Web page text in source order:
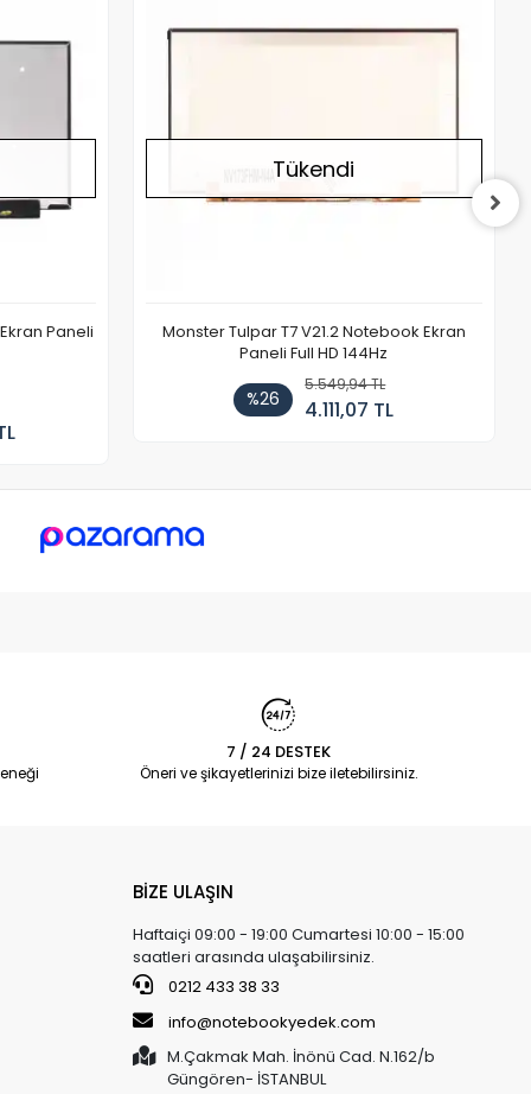
Paneli
Tükendi
Monster Tulpar T7 V21.2 Notebook Ekran
Paneli Full HD 144Hz
%26
5.549,94 TL
4.111,07 TL
7 / 24 DESTEK
Öneri ve şikayetlerinizi bize iletebilirsiniz.
BİZE ULAŞIN
Haftaiçi 09:00 - 19:00 Cumartesi 10:00 - 15:00
saatleri arasında ulaşabilirsiniz.
0212 433 38 33
info@notebookyedek.com
M.Çakmak Mah. İnönü Cad. N.162/b
Güngören- İSTANBUL